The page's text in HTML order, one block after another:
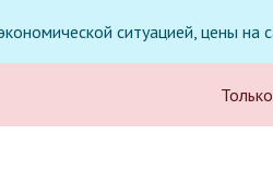
ситуацией, цены